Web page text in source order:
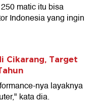
matic itu bisa
Indonesia yang ingin
Cikarang, Target
nya layaknya
kata dia.